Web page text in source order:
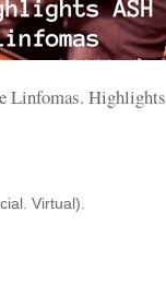
Linfomas. Highlights
Virtual).